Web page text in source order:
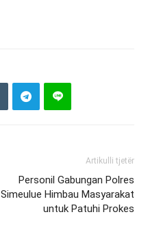
Artikulli tjetër
Personil Gabungan Polres
Simeulue Himbau Masyarakat
untuk Patuhi Prokes